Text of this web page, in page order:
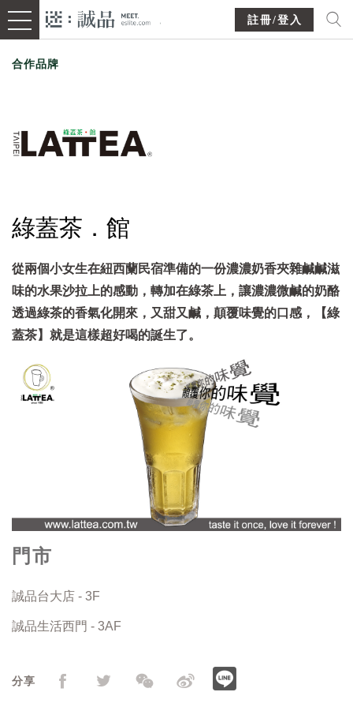
註冊/登入
合作品牌
綠蓋茶．館
從兩個小女生在紐西蘭民宿準備的一份濃濃奶香夾雜鹹鹹滋
味的水果沙拉上的感動，轉加在綠茶上，讓濃濃微鹹的奶酪
透過綠茶的香氣化開來，又甜又鹹，顛覆味覺的口感，【綠
蓋茶】就是這樣超好喝的誕生了。
分享
門市
誠品台大店 - 3F
誠品生活西門 - 3AF